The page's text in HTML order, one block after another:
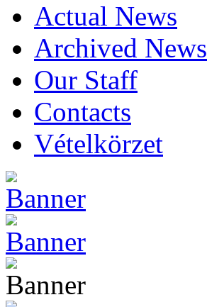
Actual News
Archived News
Our Staff
Contacts
Vételkörzet